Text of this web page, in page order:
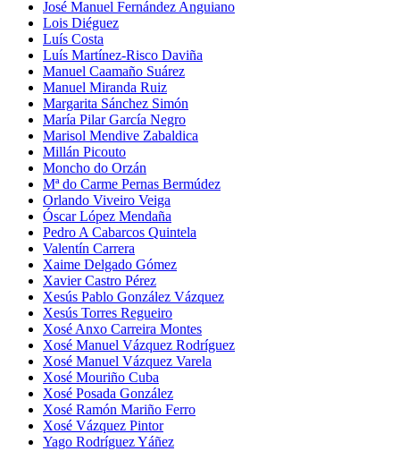
José Manuel Fernández Anguiano
Lois Diéguez
Luís Costa
Luís Martínez-Risco Daviña
Manuel Caamaño Suárez
Manuel Miranda Ruiz
Margarita Sánchez Simón
María Pilar García Negro
Marisol Mendive Zabaldica
Millán Picouto
Moncho do Orzán
Mª do Carme Pernas Bermúdez
Orlando Viveiro Veiga
Óscar López Mendaña
Pedro A Cabarcos Quintela
Valentín Carrera
Xaime Delgado Gómez
Xavier Castro Pérez
Xesús Pablo González Vázquez
Xesús Torres Regueiro
Xosé Anxo Carreira Montes
Xosé Manuel Vázquez Rodríguez
Xosé Manuel Vázquez Varela
Xosé Mouriño Cuba
Xosé Posada González
Xosé Ramón Mariño Ferro
Xosé Vázquez Pintor
Yago Rodríguez Yáñez